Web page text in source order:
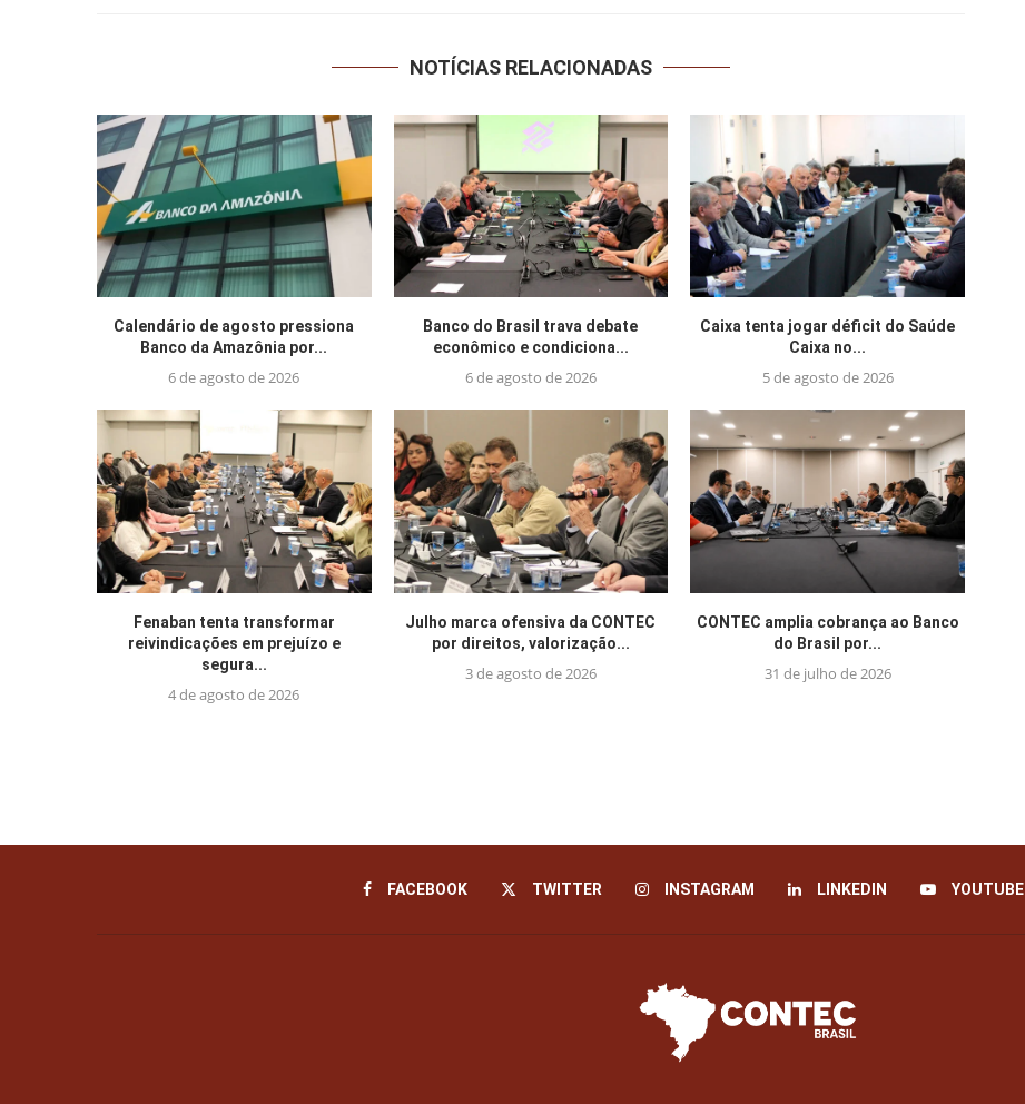
NOTÍCIAS RELACIONADAS
Calendário de agosto pressiona
Banco da Amazônia por...
6 de agosto de 2026
Banco do Brasil trava debate
econômico e condiciona...
6 de agosto de 2026
Caixa tenta jogar déficit do Saúde
Caixa no...
5 de agosto de 2026
Fenaban tenta transformar
reivindicações em prejuízo e
segura...
4 de agosto de 2026
Julho marca ofensiva da CONTEC
por direitos, valorização...
3 de agosto de 2026
CONTEC amplia cobrança ao Banco
do Brasil por...
31 de julho de 2026
FACEBOOK TWITTER INSTAGRAM LINKEDIN YOUTUBE